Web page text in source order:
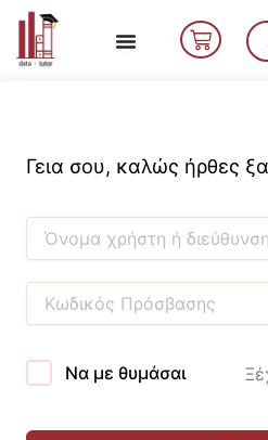
Μετάβαση
περιεχόμενο
Cart
Γεια σου, καλώς ήρθες
Να με θυμάσαι